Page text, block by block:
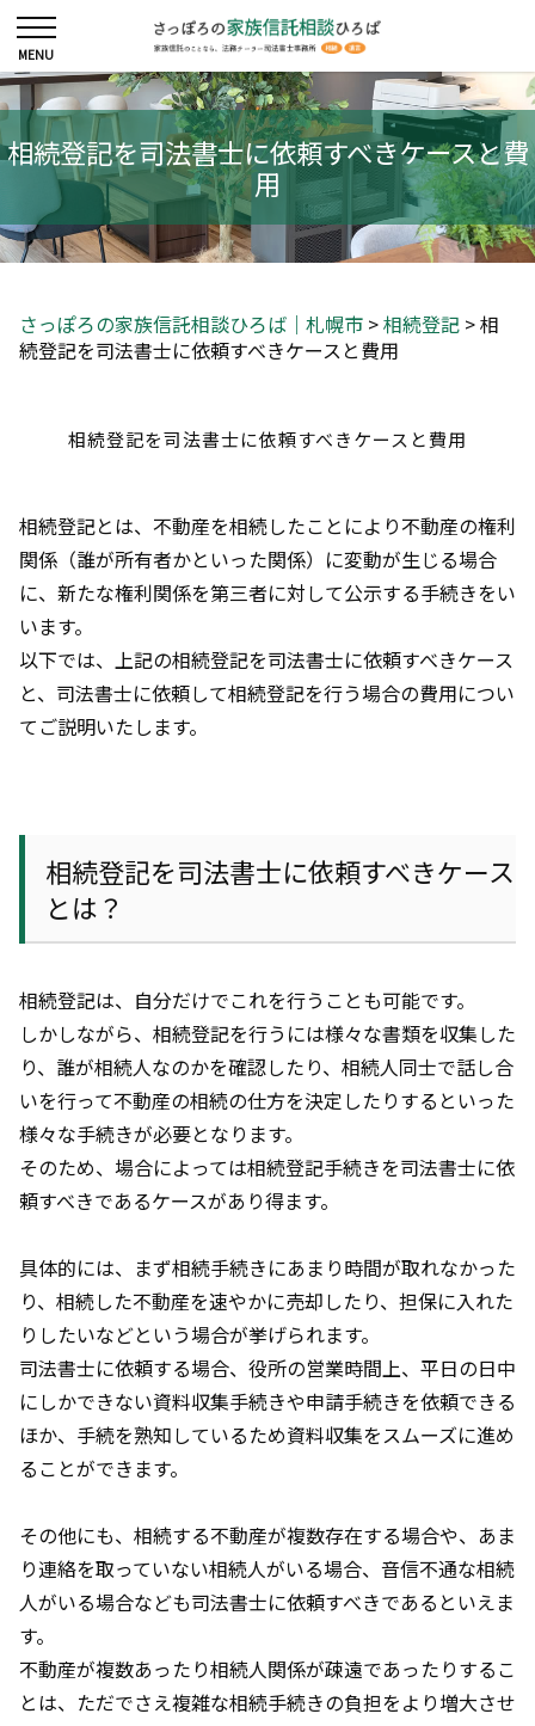
相続登記を司法書士に依頼すべきケースと費
用
さっぽろの家族信託相談ひろば｜札幌市 >相続登記 >相
続登記を司法書士に依頼すべきケースと費用
相続登記を司法書士に依頼すべきケースと費用
相続登記とは、不動産を相続したことにより不動産の権利
関係（誰が所有者かといった関係）に変動が生じる場合
に、新たな権利関係を第三者に対して公示する手続きをい
います。
以下では、上記の相続登記を司法書士に依頼すべきケース
と、司法書士に依頼して相続登記を行う場合の費用につい
てご説明いたします。
相続登記を司法書士に依頼すべきケース
とは？
相続登記は、自分だけでこれを行うことも可能です。
しかしながら、相続登記を行うには様々な書類を収集した
り、誰が相続人なのかを確認したり、相続人同士で話し合
いを行って不動産の相続の仕方を決定したりするといった
様々な手続きが必要となります。
そのため、場合によっては相続登記手続きを司法書士に依
頼すべきであるケースがあり得ます。
具体的には、まず相続手続きにあまり時間が取れなかった
り、相続した不動産を速やかに売却したり、担保に入れた
りしたいなどという場合が挙げられます。
司法書士に依頼する場合、役所の営業時間上、平日の日中
にしかできない資料収集手続きや申請手続きを依頼できる
ほか、手続を熟知しているため資料収集をスムーズに進め
ることができます。
その他にも、相続する不動産が複数存在する場合や、あま
り連絡を取っていない相続人がいる場合、音信不通な相続
人がいる場合なども司法書士に依頼すべきであるといえま
す。
不動産が複数あったり相続人関係が疎遠であったりするこ
とは、ただでさえ複雑な相続手続きの負担をより増大させ